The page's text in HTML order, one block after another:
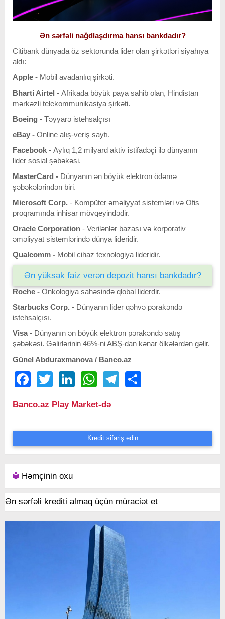
Ən sərfəli nağdlaşdırma hansı bankdadır?
Citibank dünyada öz sektorunda lider olan şirkətləri siyahıya
aldı:
Apple - Mobil avadanlıq şirkəti.
Bharti Airtel - Afrikada böyük paya sahib olan, Hindistan
mərkəzli telekommunikasiya şirkəti.
Boeing - Təyyarə istehsalçısı
eBay - Online alış-veriş saytı.
Facebook - Aylıq 1,2 milyard aktiv istifadəçi ilə dünyanın
lider sosial şəbəkəsi.
MasterCard - Dünyanın ən böyük elektron ödəmə
şəbəkələrindən biri.
Microsoft Corp. - Kompüter əməliyyat sistemləri və Ofis
proqramında inhisar mövqeyindədir.
Oracle Corporation - Verilənlər bazası və korporativ
əməliyyat sistemlərində dünya lideridir.
Qualcomm - Mobil cihaz texnologiya lideridir.
Ən yüksək faiz verən depozit hansı bankdadır?
Roche - Onkologiya sahəsində qlobal liderdir.
Starbucks Corp. - Dünyanın lider qəhvə pərakəndə
istehsalçısı.
Visa - Dünyanın ən böyük elektron pərakəndə satış
şəbəkəsi. Gəlirlərinin 46%-ni ABŞ-dan kənar ölkələrdən gəlir.
Günel Abduraxmanova / Banco.az
FacebookTwitter LinkedIn WhatsAppTelegram
Banco.az Play Market-də
Kredit sifariş edin
Həmçinin oxu
Ən sərfəli krediti almaq üçün müraciət et